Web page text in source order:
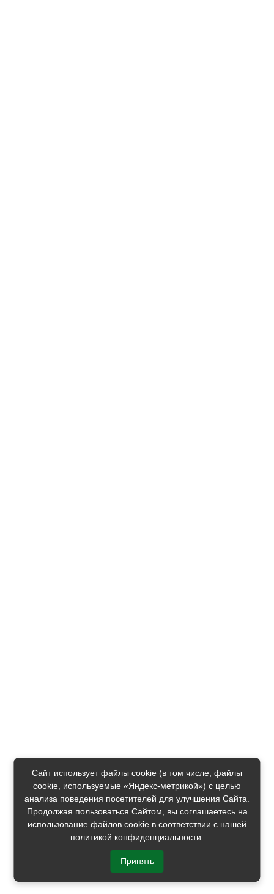
Сайт использует файлы cookie (в том числе, файлы
cookie, используемые «Яндекс-метрикой») с целью
анализа поведения посетителей для улучшения Сайта.
Продолжая пользоваться Сайтом, вы соглашаетесь на
использование файлов cookie в соответствии с нашей
политикой конфиденциальности
Принять